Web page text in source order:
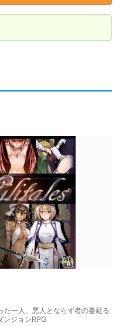
一人、悪人とならず者の蔓延る
ジョンRPG